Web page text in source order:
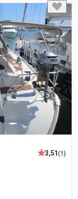
3,51 (1)